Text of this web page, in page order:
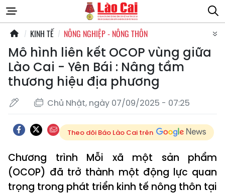
KINH TẾ NÔNG NGHIỆP - NÔNG THÔN
Mô hình liên kết OCOP vùng giữa
Lào Cai - Yên Bái : Nâng tầm
thương hiệu địa phương
Chủ Nhật, ngày 07/09/2025 - 07:25
Theo dõi Báo Lào Cai trên
Chương trình Mỗi xã một sản phẩm
(OCOP) đã trở thành một động lực quan
trọng trong phát triển kinh tế nông thôn tại